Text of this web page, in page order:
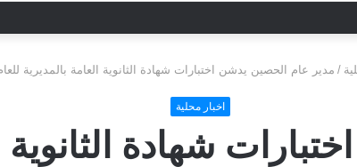
الشيخ أبو بكر أحمد علي بن مسعود القاضي
/ مدير عام الحصين يدشن اختبارات شهادة الثانوية العامة بالمديرية للعام 2024/
اخبار محلية
شهادة الثانوية